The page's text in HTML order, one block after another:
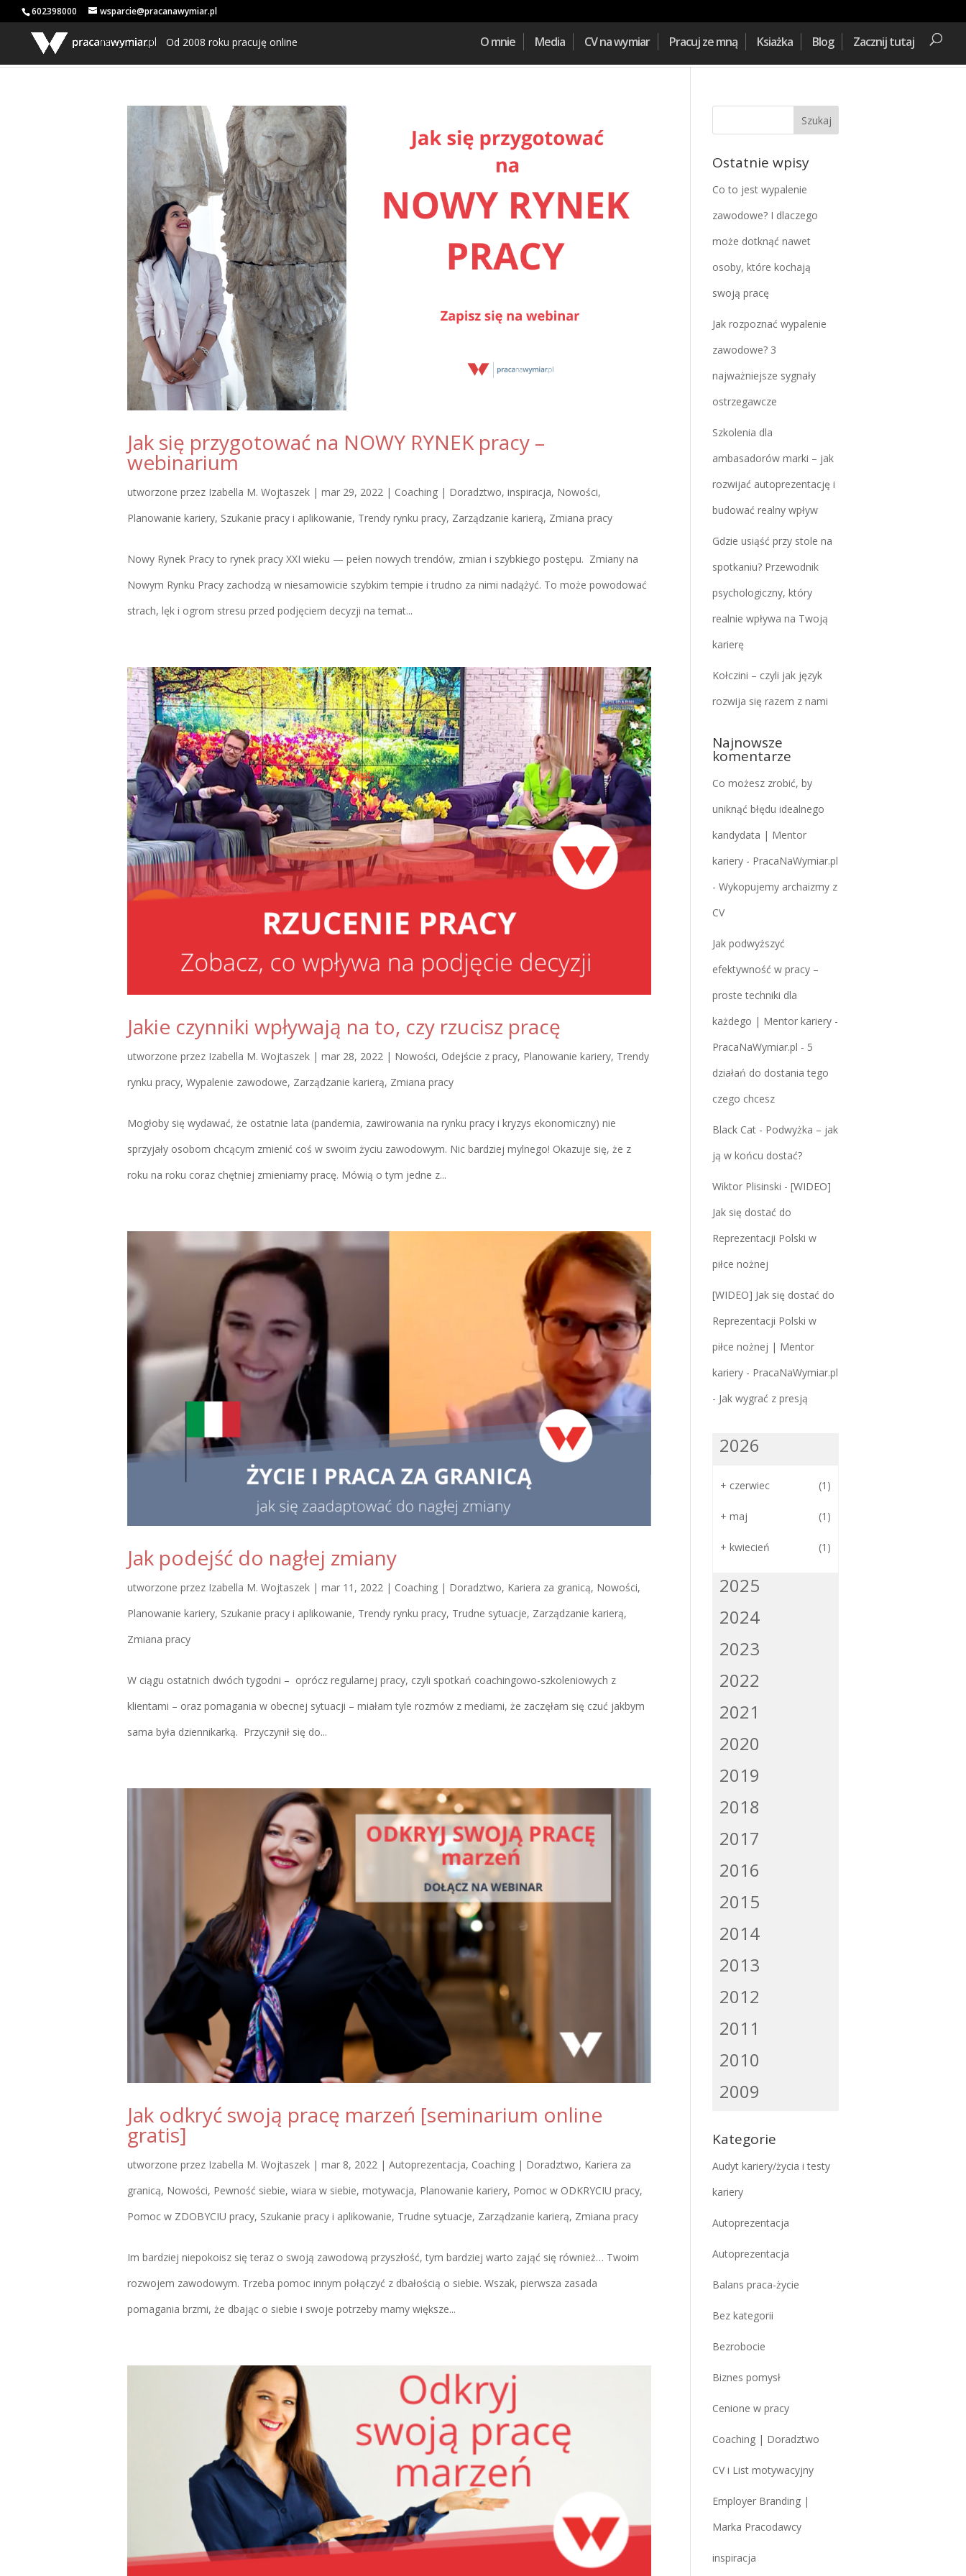
602398000 wsparcie@pracanawymiar.pl
Od 2008 roku pracuję online O mnie Media CV na wymiar Pracuj ze mną Ksiażka Blog Zacznij tutaj
Jak się przygotować na NOWY RYNEK pracy –
webinarium
utworzone przez Izabella M. Wojtaszek| mar 29, 2022 | Coaching | Doradztwo, inspiracja, Nowości,
Planowanie kariery, Szukanie pracy i aplikowanie, Trendy rynku pracy, Zarządzanie karierą, Zmiana pracy
Nowy Rynek Pracy to rynek pracy XXI wieku — pełen nowych trendów, zmian i szybkiego postępu. Zmiany na
Nowym Rynku Pracy zachodzą w niesamowicie szybkim tempie i trudno za nimi nadążyć. To może powodować
strach, lęk i ogrom stresu przed podjęciem decyzji na temat...
Jakie czynniki wpływają na to, czy rzucisz pracę
utworzone przez Izabella M. Wojtaszek| mar 28, 2022 | Nowości, Odejście z pracy, Planowanie kariery, Trendy
rynku pracy, Wypalenie zawodowe, Zarządzanie karierą, Zmiana pracy
Mogłoby się wydawać, że ostatnie lata (pandemia, zawirowania na rynku pracy i kryzys ekonomiczny) nie
sprzyjały osobom chcącym zmienić coś w swoim życiu zawodowym. Nic bardziej mylnego! Okazuje się, że z
roku na roku coraz chętniej zmieniamy pracę. Mówią o tym jedne z...
Jak podejść do nagłej zmiany
utworzone przez Izabella M. Wojtaszek| mar 11, 2022| Coaching | Doradztwo, Kariera za granicą, Nowości,
Planowanie kariery, Szukanie pracy i aplikowanie, Trendy rynku pracy, Trudne sytuacje, Zarządzanie karierą,
Zmiana pracy
W ciągu ostatnich dwóch tygodni – oprócz regularnej pracy, czyli spotkań coachingowo-szkoleniowych z
klientami – oraz pomagania w obecnej sytuacji – miałam tyle rozmów z mediami, że zaczęłam się czuć jakbym
sama była dziennikarką. Przyczynił się do...
Jak odkryć swoją pracę marzeń [seminarium online
gratis]
utworzone przez Izabella M. Wojtaszek| mar 8, 2022| Autoprezentacja, Coaching | Doradztwo, Kariera za
granicą, Nowości, Pewność siebie, wiara w siebie, motywacja, Planowanie kariery, Pomoc w ODKRYCIU pracy,
Pomoc w ZDOBYCIU pracy, Szukanie pracy i aplikowanie, Trudne sytuacje, Zarządzanie karierą, Zmiana pracy
Im bardziej niepokoisz się teraz o swoją zawodową przyszłość, tym bardziej warto zająć się również… Twoim
rozwojem zawodowym. Trzeba pomoc innym połączyć z dbałością o siebie. Wszak, pierwsza zasada
pomagania brzmi, że dbając o siebie i swoje potrzeby mamy większe...
Ostatnie wpisy
Co to jest wypalenie
zawodowe? I dlaczego
może dotknąć nawet
osoby, które kochają
swoją pracę
Jak rozpoznać wypalenie
zawodowe? 3
najważniejsze sygnały
ostrzegawcze
Szkolenia dla
ambasadorów marki – jak
rozwijać autoprezentację i
budować realny wpływ
Gdzie usiąść przy stole na
spotkaniu? Przewodnik
psychologiczny, który
realnie wpływa na Twoją
karierę
Kołczini – czyli jak język
rozwija się razem z nami
Najnowsze
komentarze
Co możesz zrobić, by
uniknąć błędu idealnego
kandydata | Mentor
kariery - PracaNaWymiar.pl
- Wykopujemy archaizmy z
CV
Jak podwyższyć
efektywność w pracy –
proste techniki dla
każdego | Mentor kariery -
PracaNaWymiar.pl - 5
działań do dostania tego
czego chcesz
Black Cat- Podwyżka – jak
ją w końcu dostać?
Wiktor Plisinski - [WIDEO]
Jak się dostać do
Reprezentacji Polski w
piłce nożnej
[WIDEO] Jak się dostać do
Reprezentacji Polski w
piłce nożnej | Mentor
kariery - PracaNaWymiar.pl
- Jak wygrać z presją
2026
+ czerwiec (1)
+ maj (1)
+ kwiecień (1)
2025
2024
2023
2022
2021
2020
2019
2018
2017
2016
2015
2014
2013
2012
2011
2010
2009
Kategorie
Audyt kariery/życia i testy
kariery
Autoprezentacja
Autoprezentacja
Balans praca-życie
Bez kategorii
Bezrobocie
Biznes pomysł
Cenione w pracy
Coaching | Doradztwo
CV i List motywacyjny
Employer Branding |
Marka Pracodawcy
inspiracja